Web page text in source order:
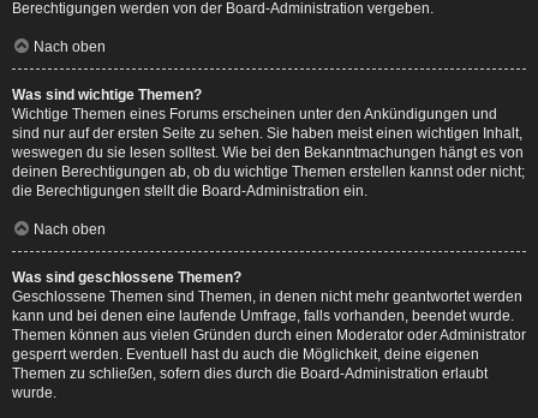
Berechtigungen werden von der Board-Administration vergeben.
Nach oben
Was sind wichtige Themen?
Wichtige Themen eines Forums erscheinen unter den Ankündigungen und
sind nur auf der ersten Seite zu sehen. Sie haben meist einen wichtigen Inhalt,
weswegen du sie lesen solltest. Wie bei den Bekanntmachungen hängt es von
deinen Berechtigungen ab, ob du wichtige Themen erstellen kannst oder nicht;
die Berechtigungen stellt die Board-Administration ein.
Nach oben
Was sind geschlossene Themen?
Geschlossene Themen sind Themen, in denen nicht mehr geantwortet werden
kann und bei denen eine laufende Umfrage, falls vorhanden, beendet wurde.
Themen können aus vielen Gründen durch einen Moderator oder Administrator
gesperrt werden. Eventuell hast du auch die Möglichkeit, deine eigenen
Themen zu schließen, sofern dies durch die Board-Administration erlaubt
wurde.